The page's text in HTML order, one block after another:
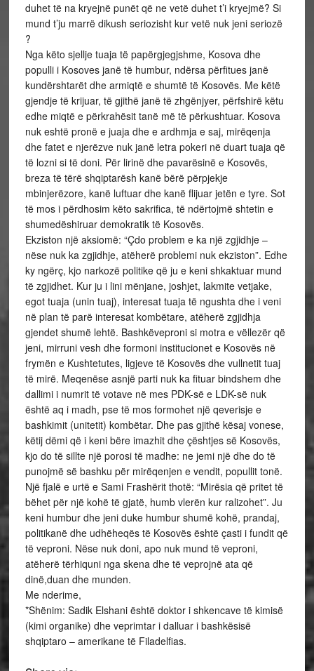
duhet të na kryejnë punët që ne vetë duhet t’i kryejmë? Si
mund t’ju marrë dikush seriozisht kur vetë nuk jeni seriozë
?
Nga këto sjellje tuaja të papërgjegjshme, Kosova dhe
populli i Kosoves janë të humbur, ndërsa përfitues janë
kundërshtarët dhe armiqtë e shumtë të Kosovës. Me këtë
gjendje të krijuar, të gjithë janë të zhgënjyer, përfshirë këtu
edhe miqtë e përkrahësit tanë më të përkushtuar. Kosova
nuk eshtë pronë e juaja dhe e ardhmja e saj, mirëqenja
dhe fatet e njerëzve nuk janë letra pokeri në duart tuaja që
të lozni si të doni. Për lirinë dhe pavarësinë e Kosovës,
breza të tërë shqiptarësh kanë bërë përpjekje
mbinjerëzore, kanë luftuar dhe kanë flijuar jetën e tyre. Sot
të mos i përdhosim këto sakrifica, të ndërtojmë shtetin e
shumedëshiruar demokratik të Kosovës.
Ekziston një aksiomë: “Çdo problem e ka një zgjidhje –
nëse nuk ka zgjidhje, atëherë problemi nuk ekziston”. Edhe
ky ngërç, kjo narkozë politike që ju e keni shkaktuar mund
të zgjidhet. Kur ju i lini mënjane, joshjet, lakmite vetjake,
egot tuaja (unin tuaj), interesat tuaja të ngushta dhe i veni
në plan të parë interesat kombëtare, atëherë zgjidhja
gjendet shumë lehtë. Bashkëveproni si motra e vëllezër që
jeni, mirruni vesh dhe formoni institucionet e Kosovës në
frymën e Kushtetutes, ligjeve të Kosovës dhe vullnetit tuaj
të mirë. Meqenëse asnjë parti nuk ka fituar bindshem dhe
dallimi i numrit të votave në mes PDK-së e LDK-së nuk
është aq i madh, pse të mos formohet një qeverisje e
bashkimit (unitetit) kombëtar. Dhe pas gjithë kësaj vonese,
këtij dëmi që i keni bëre imazhit dhe çështjes së Kosovës,
kjo do të sillte një porosi të madhe: ne jemi një dhe do të
punojmë së bashku për mirëqenjen e vendit, popullit tonë.
Një fjalë e urtë e Sami Frashërit thotë: “Mirësia që pritet të
bëhet për një kohë të gjatë, humb vlerën kur ralizohet”. Ju
keni humbur dhe jeni duke humbur shumë kohë, prandaj,
politikanë dhe udhëheqës të Kosovës është çasti i fundit që
të veproni. Nëse nuk doni, apo nuk mund të veproni,
atëherë tërhiquni nga skena dhe të veprojnë ata që
dinë,duan dhe munden.
Me nderime,
*Shënim: Sadik Elshani është doktor i shkencave të kimisë
(kimi organike) dhe veprimtar i dalluar i bashkësisë
shqiptaro – amerikane të Filadelfias.